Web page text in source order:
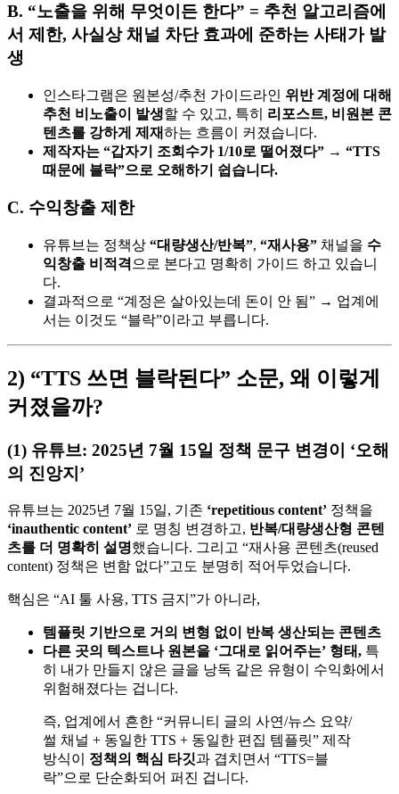
B. “노출을 위해 무엇이든 한다” = 추천 알고리즘에
서 제한, 사실상 채널 차단 효과에 준하는 사태가 발
생
인스타그램은 원본성/추천 가이드라인 위반 계정에 대해
추천 비노출이 발생할 수 있고, 특히 리포스트, 비원본 콘
텐츠를 강하게 제재하는 흐름이 커졌습니다.
제작자는 “갑자기 조회수가 1/10로 떨어졌다” → “TTS
때문에 블락”으로 오해하기 쉽습니다.
C. 수익창출 제한
유튜브는 정책상 “대량생산/반복”, “재사용” 채널을 수
익창출 비적격 으로 본다고 명확히 가이드 하고 있습니
다.
결과적으로 “계정은 살아있는데 돈이 안 됨” → 업계에
서는 이것도 “블락”이라고 부릅니다.
2) “TTS 쓰면 블락된다” 소문, 왜 이렇게
커졌을까?
(1) 유튜브: 2025년 7월 15일 정책 문구 변경이 ‘오해
의 진앙지’
유튜브는 2025년 7월 15일, 기존 ‘repetitious content’ 정책을
‘inauthentic content’ 로 명칭 변경하고, 반복/대량생산형 콘텐
츠를 더 명확히 설명했습니다. 그리고 “재사용 콘텐츠(reused
content) 정책은 변함 없다”고도 분명히 적어두었습니다.
핵심은 “AI 툴 사용, TTS 금지”가 아니라,
템플릿 기반으로 거의 변형 없이 반복 생산되는 콘텐츠
다른 곳의 텍스트나 원본을 ‘그대로 읽어주는’ 형태, 특
히 내가 만들지 않은 글을 낭독 같은 유형이 수익화에서
위험해졌다는 겁니다.
즉, 업계에서 흔한 “커뮤니티 글의 사연/뉴스 요약/
썰 채널 + 동일한 TTS + 동일한 편집 템플릿” 제작
방식이 정책의 핵심 타깃과 겹치면서 “TTS=블
락”으로 단순화되어 퍼진 겁니다.